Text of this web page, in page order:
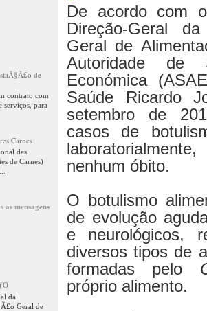
de
contrato com
serviços, para
Carnes
das
de Carnes)
as mensagens
da
Geral de
De acordo com
Direção-Geral
Geral de
Autoridade de
Económica
Saúde Ricardo
setembro de
casos de
nenhum óbito.
O botulismo
de evolução
e neurológicos,
diversos tipos de
formadas pelo
próprio alimento.